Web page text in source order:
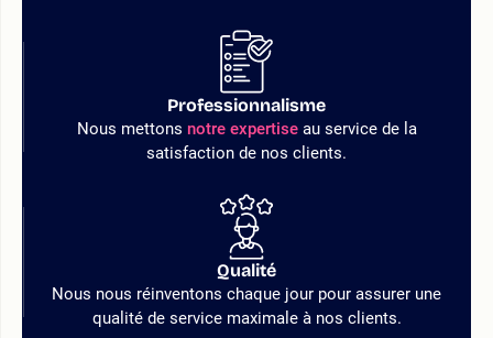
Professionnalisme
Nous mettons notre expertiseau service de la
satisfaction de nos clients.
Qualité
Nous nous réinventons chaque jour pour assurer une
qualité de service maximale à nos clients.